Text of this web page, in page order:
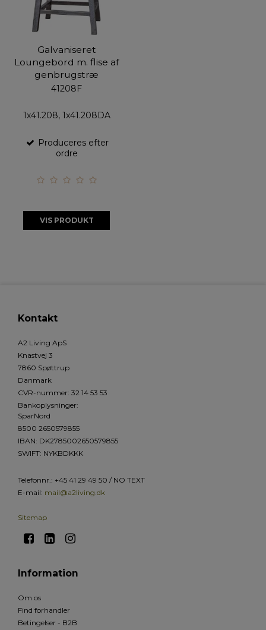
Galvaniseret
Loungebord m. flise af
genbrugstræ
41208F
1x41.208, 1x41.208DA
Produceres efter
ordre
VIS PRODUKT
Kontakt
A2 Living ApS
Knastvej 3
7860 Spøttrup
Danmark
CVR-nummer: 32 14 53 53
Bankoplysninger:
SparNord
8500 2650579855
IBAN: DK2785002650579855
SWIFT: NYKBDKKK
Telefonnr.: +45 41 29 49 50 / NO TEXT
E-mail: mail@a2living.dk
Sitemap
Information
Om os
Find forhandler
Betingelser - B2B